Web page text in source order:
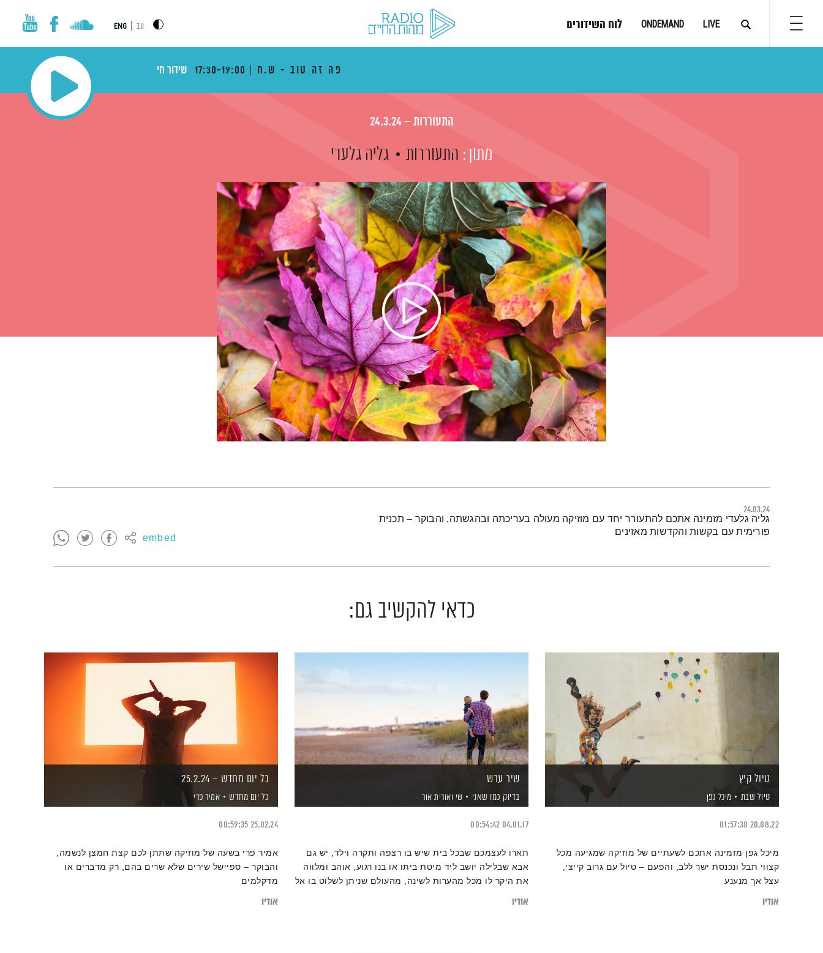
LIVE
ONDEMAND לוח השידורים עב ENG
פה זה טוב - ש.ח 17:30-19:00 שידור חי
התעוררות – 24.3.24
מתוך: התעוררות גליה גלעדי
24.03.24
embed
תמצית הפודקאסט
גליה גלעדי מזמינה אתכם להתעורר יחד עם מוזיקה מעולה בעריכתה ובהגשתה, והבוקר – תכנית
פורימית עם בקשות והקדשות מאזינים
כדאי להקשיב גם:
טיול קיץ
טיול שבת מיכל גפן
20.08.22
01:57:38
מיכל גפן מזמינה אתכם לשעתיים של מוזיקה שמגיעה מכל
קצווי תבל ונכנסת ישר ללב, והפעם – טיול עם גרוב קייצי,
עצל אך מנענע
אודיו
שיר ערש
בדיוק כמו שאני שי ואורית אור
04.01.17
00:54:42
תארו לעצמכם שבכל בית שיש בו רצפה ותקרה וילד, יש גם
אבא שבלילה יושב ליד מיטת ביתו או בנו רגוע, אוהב ומלווה
את היקר לו מכל מהערות לשינה, מהעולם שניתן לשלוט בו אל
אודיו
כל יום מחדש – 25.2.24
כל יום מחדש אמיר פרי
25.02.24
00:59:35
אמיר פרי בשעה של מוזיקה שתתן לכם קצת חמצן לנשמה,
והבוקר – ספיישל שירים שלא שרים בהם, רק מדברים או
מדקלמים
אודיו